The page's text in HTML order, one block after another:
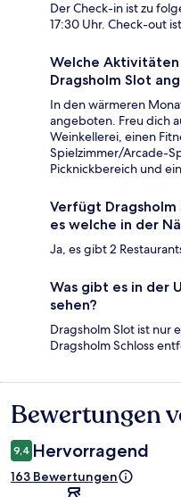
Der Check-in ist zu
17:30 Uhr. Check-out
Welche
Dragsholm Slot
In den wärmeren
angeboten. Freu dich
Weinkellerei, einen
Spielzimmer/Arcade-
Picknickbereich und
Verfügt
es welche in der
Ja, es gibt 2
Was gibt es in der
sehen?
Dragsholm Slot ist nur
Dragsholm Schloss
Bewertungen
Bewertungen
9,4 Hervorragend
163 Bewertungen